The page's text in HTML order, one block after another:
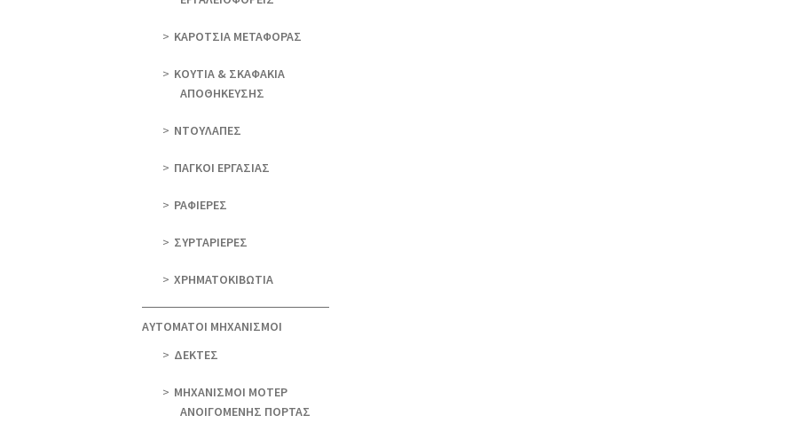
ΚΑΡΟΤΣΙΑ ΜΕΤΑΦΟΡΑΣ
ΚΟΥΤΙΑ & ΣΚΑΦΑΚΙΑ
ΑΠΟΘΗΚΕΥΣΗΣ
ΝΤΟΥΛΑΠΕΣ
ΠΑΓΚΟΙ ΕΡΓΑΣΙΑΣ
ΡΑΦΙΕΡΕΣ
ΣΥΡΤΑΡΙΕΡΕΣ
ΧΡΗΜΑΤΟΚΙΒΩΤΙΑ
ΑΥΤΟΜΑΤΟΙ ΜΗΧΑΝΙΣΜΟΙ
ΔΕΚΤΕΣ
ΜΗΧΑΝΙΣΜΟΙ ΜΟΤΕΡ
ΑΝΟΙΓΟΜΕΝΗΣ ΠΟΡΤΑΣ